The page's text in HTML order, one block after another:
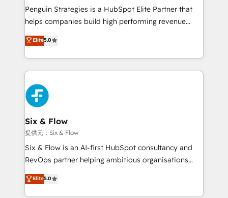
reconocimiento del ecosistema. Elite Solutions
Partner, el nivel más alto. +700 clientes
Hospital ABC, Hogares Unión, Yves Rocher,
MacStore, Café Britt, Bella Piel, confiaron en
respuestas para empezar. Te ayudamos a identificar
el primer caso de uso que más impacto te dará.
días.
Penguin Strategies is a HubSpot Elite Partner that
helps companies build high performing revenue
operations across complex sales cycles, multi
system environments and global SaaS or
manufacturing teams. Trusted by leading enterprises
and fast growing scale ups including Sony, Rapyd,
Fiverr, XM Cyber, Bridgepointe Technologies, EMA
Design Automation and Uptive. 📊 RevOps & data
architecture 🔗 CRM migrations & End to end
integrations 🤖 AI workflows & enrichment 📘 Team
enablement & company-wide adoption We create
HubSpot environments that teams use with
confidence and that leadership can rely on for
Elite5.0
Six & Flow
提供元：Six & Flow
Six & Flow is an AI-first HubSpot consultancy and
RevOps partner helping ambitious organisations
grow with clarity, confidence, and intelligence.
Operating across the UK, Netherlands, Ireland, and
Elite5.0